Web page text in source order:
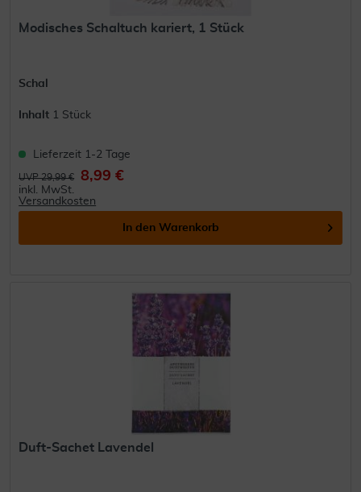
Modisches Schaltuch kariert, 1 Stück
Schal
Inhalt 1 Stück
Lieferzeit 1-2 Tage
UVP 29,99 € 8,99 €
inkl. MwSt.
Versandkosten
In den Warenkorb
Duft-Sachet Lavendel